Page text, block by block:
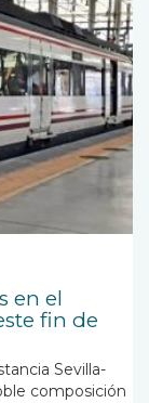
en el
fin de
Sevilla-
composición